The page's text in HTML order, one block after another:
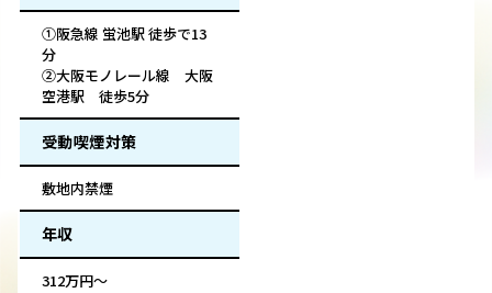
①阪急線 蛍池駅 徒歩で13
分
②大阪モノレール線 大阪
空港駅 徒歩5分
受動喫煙対策
敷地内禁煙
年収
312万円～